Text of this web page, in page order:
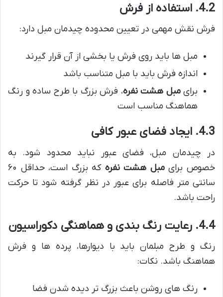
4.2. استفاده از فرش
فرش نقش مهمی در تعیین محدوده چیدمان مبل دارد:
مبل ها باید روی فرش یا بخشی از آن قرار گیرند
اندازه فرش باید با مبل متناسب باشد
برایمبل هشت نفره، فرش بزرگ با طرح ساده و رنگ
هماهنگ مناسب است
4.3. ایجاد فضای عبور کافی
در چیدمان مبل، فضای عبور نباید محدود شود. به
خصوص برایمبل هشت نفره
که بزرگ است، حداقل ۶۰
سانتی متر فاصله برای عبور در نظر گرفته شود تا حرکت
راحت باشد.
4.4. رعایت رنگ بندی و هماهنگی دکوراسیون
رنگ و طرح مبلمان باید با دیوارها، پرده ها و فرش
هماهنگ باشد. نکات:
رنگ های روشن باعث بزرگ تر دیده شدن فضا